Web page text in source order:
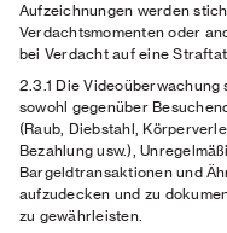
Aufzeichnungen werden
Verdachtsmomenten oder
bei Verdacht auf eine
2.3.1 Die
sowohl gegenüber
(Raub, Diebstahl,
Bezahlung usw.),
Bargeldtransaktionen und
aufzudecken und zu
zu gewährleisten.